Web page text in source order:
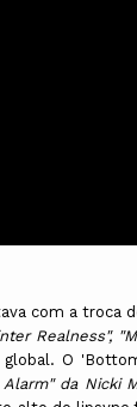
com a troca
Realness",
O
da Nicki